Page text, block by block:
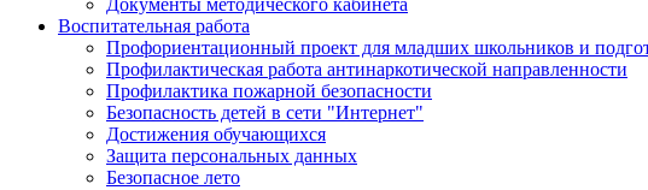
Воспитательная работа
Профориентационный проект для младших школьников и
Профилактическая работа антинаркотической направленности
Профилактика пожарной безопасности
Безопасность детей в сети "Интернет"
Достижения обучающихся
Защита персональных данных
Безопасное лето